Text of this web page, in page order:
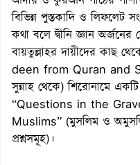
বিভিন্ন পুস্তকাদি ও লিফলেট
কথা বলে দ্বীনি জ্ঞান অর্জনের
বায়তুল্লাহর দায়ীদের কাছ
deen from Quran and
সুন্নাহ থেকে) শিরোনামে
“Questions in the
Muslims” (মুসলিম ও
প্রশ্নসমূহ)।